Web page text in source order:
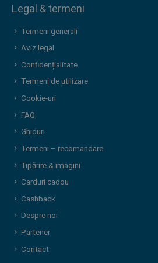
Legal & termeni
Termeni generali
Aviz legal
Confidențialitate
Termeni de utilizare
Cookie-uri
FAQ
Ghiduri
Termeni – recomandare
Tipărire & imagini
Carduri cadou
Cashback
Despre noi
Partener
Contact